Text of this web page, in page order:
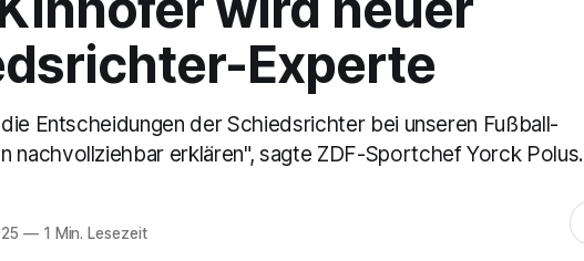
Experte
Entscheidungen der Schiedsrichter bei unseren Fußball-
nachvollziehbar erklären", sagte ZDF-Sportchef Yorck Polus.
—1 Min. Lesezeit